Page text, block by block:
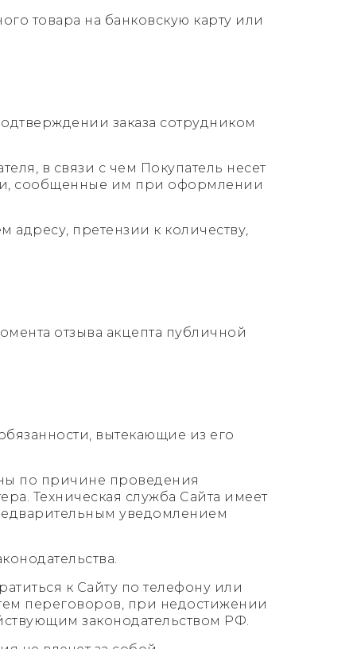
товара на банковскую карту или
заказа сотрудником
в связи с чем Покупатель несет
сообщенные им при оформлении
адресу, претензии к количеству,
отзыва акцепта публичной
вытекающие из его
по причине проведения
Техническая служба Сайта имеет
уведомлением
к Сайту по телефону или
переговоров, при недостижении
законодательством РФ.